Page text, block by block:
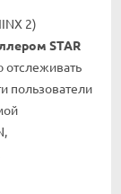
2)
STAR
отслеживать
пользователи